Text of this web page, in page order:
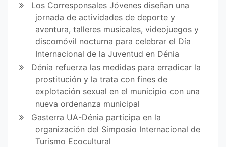
Los Corresponsales Jóvenes diseñan una
jornada de actividades de deporte y
aventura, talleres musicales, videojuegos y
discomóvil nocturna para celebrar el Día
Internacional de la Juventud en Dénia
Dénia refuerza las medidas para erradicar la
prostitución y la trata con fines de
explotación sexual en el municipio con una
nueva ordenanza municipal
Gasterra UA-Dénia participa en la
organización del Simposio Internacional de
Turismo Ecocultural